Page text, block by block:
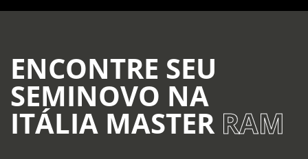
ENCONTRE SEU
SEMINOVO NA
ITÁLIA MASTER RAM